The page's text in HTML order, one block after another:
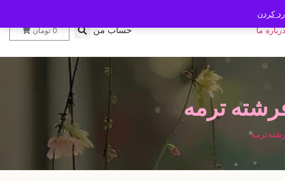
درباره ما حساب من 0 تومان
ترمه
ترمه
رد کردن